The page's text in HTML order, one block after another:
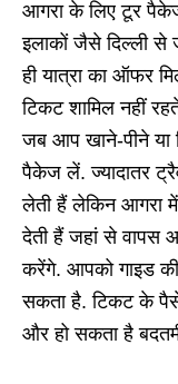
आगरा के लिए टूर
इलाकों जैसे दिल्ली से
ही यात्रा का ऑफर
टिकट शामिल नहीं
जब आप खाने-पीने या
पैकेज लें. ज्यादातर
लेती हैं लेकिन आगरा
देती हैं जहां से
करेंगे. आपको गाइड
सकता है. टिकट के पैसे
और हो सकता है